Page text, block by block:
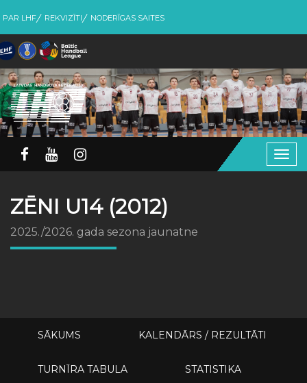
PAR LHF REKVIZĪTI NODERĪGAS SAITES
ZĒNI U14 (2012)
2025./2026. gada sezona jaunatne
SĀKUMS KALENDĀRS / REZULTĀTI
TURNĪRA TABULA STATISTIKA